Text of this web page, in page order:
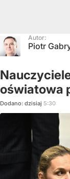
Autor:
Piotr
oświatowa
Dodano: dzisiaj 5:30